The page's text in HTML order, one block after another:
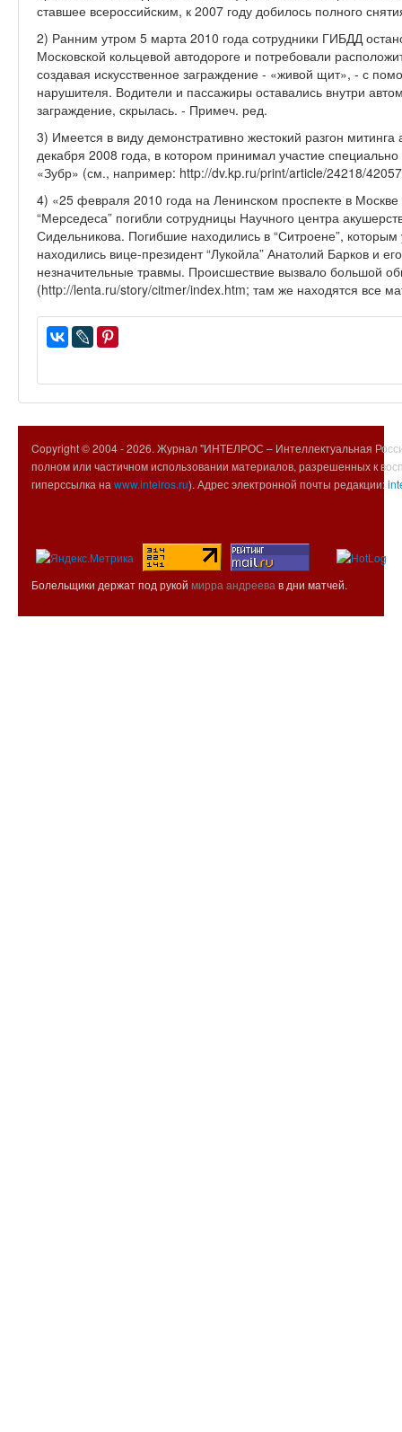
ставшее всероссийским, к 2007 году добилось полного
2) Ранним утром 5 марта 2010 года сотрудники ГИБДД
Московской кольцевой автодороге и потребовали
создавая искусственное заграждение - «живой щит», - с
нарушителя. Водители и пассажиры оставались внутри
заграждение, скрылась. - Примеч. ред.
3) Имеется в виду демонстративно жестокий разгон
декабря 2008 года, в котором принимал участие
«Зубр» (см., например: http://dv.kp.ru/print/article/24218/
4) «25 февраля 2010 года на Ленинском проспекте в
“Мерседеса” погибли сотрудницы Научного центра
Сидельникова. Погибшие находились в “Ситроене”,
находились вице-президент “Лукойла” Анатолий Барков и
незначительные травмы. Происшествие вызвало большой
(http://lenta.ru/story/citmer/index.htm; там же находятся все
Copyright © 2004 -2026. Журнал "ИНТЕЛРОС – Интеллектуальная
полном или частичном использовании материалов, разрешенных к
гиперссылка на www.intelros.ru). Адрес электронной почты редакции:
Болельщики держат под рукой мирра андреева в дни матчей.